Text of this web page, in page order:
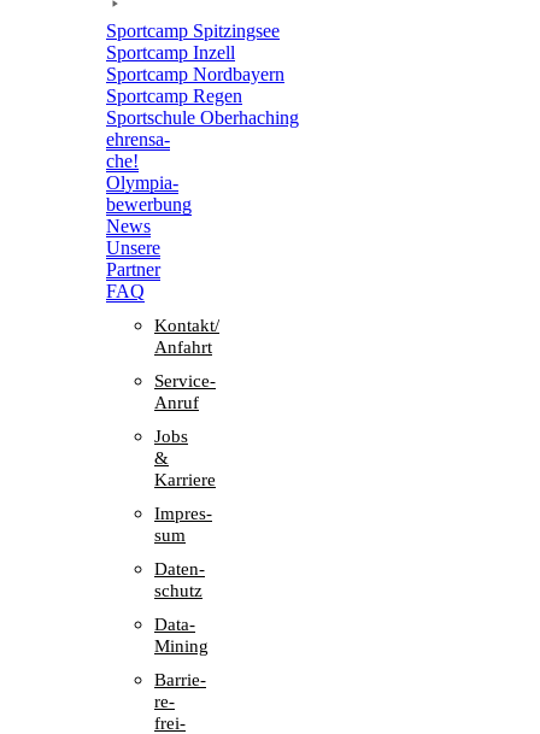
Sport­camp Spitzingsee
Sport­camp Inzell
Sport­camp Nordbayern
Sport­camp Regen
Sport­schule Oberhaching
ehren­sa­
che!
Olym­pia­
be­wer­bung
News
Unsere
Part­ner
FAQ
Kontakt/​​
Anfahrt
Service-
Anruf
Jobs
&
Karriere
Impres­
sum
Daten­
schutz
Data-
Mining
Barrie­
re­
frei­